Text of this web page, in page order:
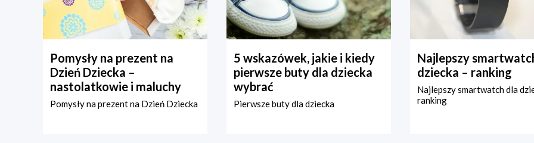
Pomysły na prezent na
Dzień Dziecka –
nastolatkowie i maluchy
Pomysły na prezent na Dzień Dziecka
5 wskazówek, jakie i kiedy
pierwsze buty dla dziecka
wybrać
Pierwsze buty dla dziecka
Najlepszy
dziecka – ranking
Najlepszy smartwatch dla
ranking